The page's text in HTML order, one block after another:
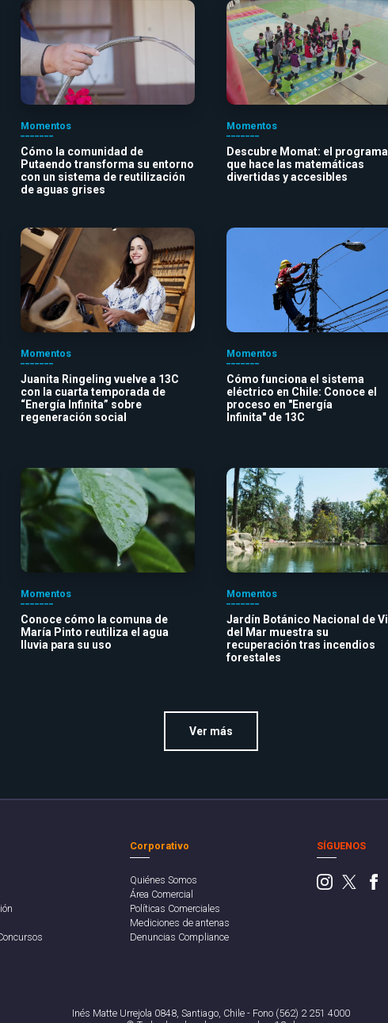
Momentos
Cómo la comunidad de
Putaendo transforma su entorno
con un sistema de reutilización
de aguas grises
Momentos
Descubre Momat: el programa
que hace las matemáticas
divertidas y accesibles
Momentos
Juanita Ringeling vuelve a 13C
con la cuarta temporada de
“Energía Infinita” sobre
regeneración social
Momentos
Cómo funciona el sistema
eléctrico en Chile: Conoce el
proceso en "Energía
Infinita" de 13C
Momentos
Conoce cómo la comuna de
María Pinto reutiliza el agua
lluvia para su uso
Momentos
Jardín Botánico Nacional de
del Mar muestra su
recuperación tras incendios
forestales
Ver más
Corporativo
Quiénes Somos
Área Comercial
Políticas Comerciales
Mediciones de antenas
Denuncias Compliance
SÍGUENOS
Inés Matte Urrejola 0848, Santiago, Chile - Fono (562) 2 251 4000